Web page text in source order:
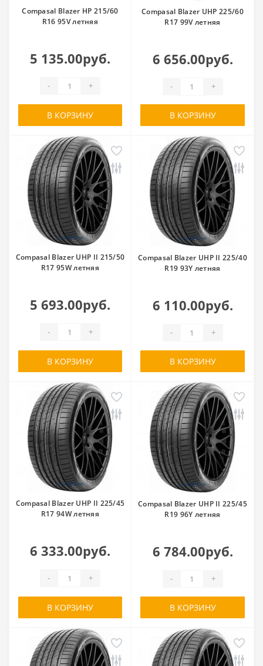
Compasal Blazer HP 215/60
R16 95V летняя
5 135.00руб.
- +
В КОРЗИНУ
Compasal Blazer UHP 225/60
R17 99V летняя
6 656.00руб.
- +
В КОРЗИНУ
Compasal Blazer UHP II 215/50
R17 95W летняя
5 693.00руб.
- +
В КОРЗИНУ
Compasal Blazer UHP II 225/40
R19 93Y летняя
6 110.00руб.
- +
В КОРЗИНУ
Compasal Blazer UHP II 225/45
R17 94W летняя
6 333.00руб.
- +
В КОРЗИНУ
Compasal Blazer UHP II 225/45
R19 96Y летняя
6 784.00руб.
- +
В КОРЗИНУ